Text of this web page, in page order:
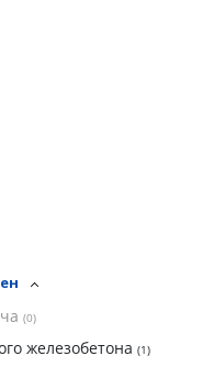
(0)
железобетона (1)